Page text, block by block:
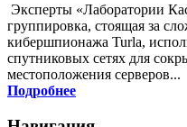
Эксперты «Лаборатории
группировка, стоящая за
кибершпионажа Turla,
спутниковых сетях для
местоположения серверов...
Подробнее